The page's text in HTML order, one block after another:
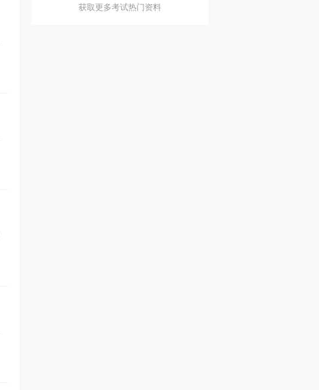
获取更多考试热门资料